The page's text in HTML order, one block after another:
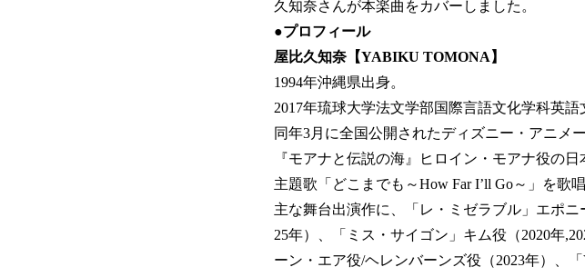
久知奈さんが本楽曲をカバーしました。
●プロフィール
屋比久知奈【YABIKU TOMONA】
1994年沖縄県出身。
2017年琉球大学法文学部国際言語文化学科英語
同年3月に全国公開されたディズニー・アニメ
『モアナと伝説の海』ヒロイン・モアナ役の日
主題歌「どこまでも～How Far I’ll Go～」を歌
主な舞台出演作に、「レ・ミゼラブル」エポニ
25年）、「ミス・サイゴン」キム役（2020年
ーン・エア役/ヘレンバーンズ役（2023年）、